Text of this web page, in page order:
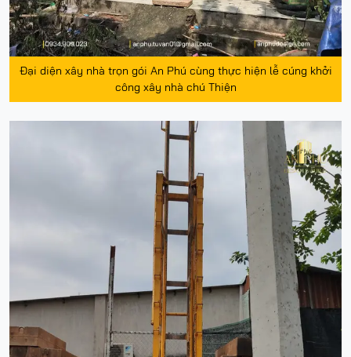
Đại diện xây nhà trọn gói An Phú cùng thực hiện lễ cúng khởi
công xây nhà chú Thiện